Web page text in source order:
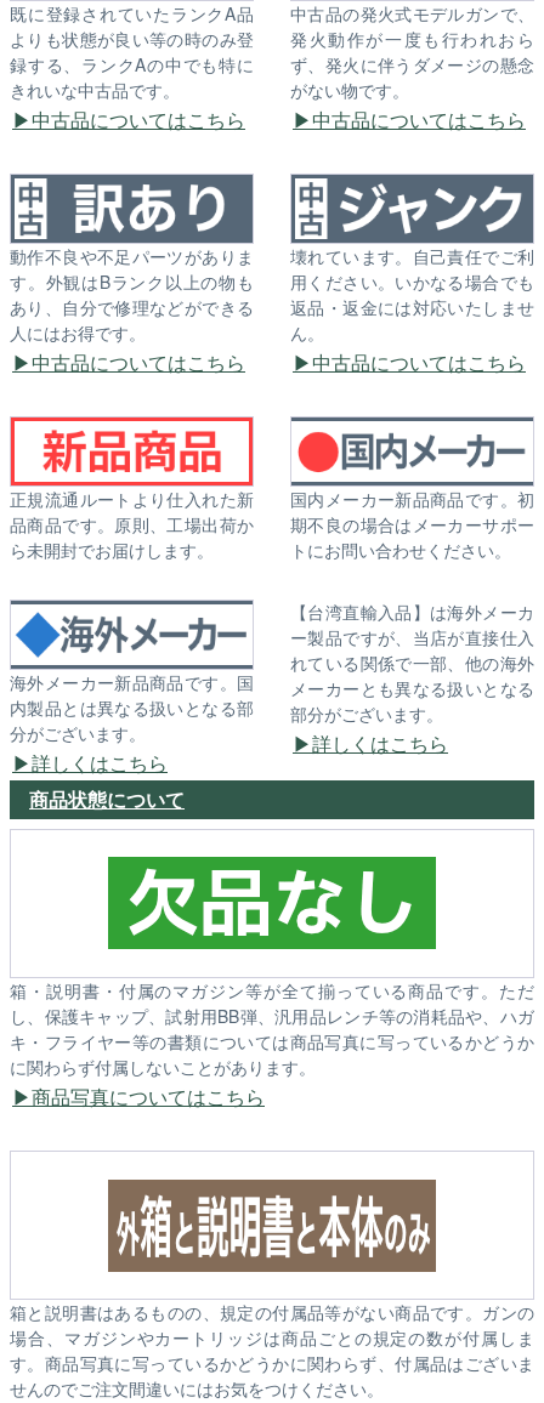
既に登録されていたランクA品
よりも状態が良い等の時のみ登
録する、ランクAの中でも特に
きれいな中古品です。
中古品についてはこちら
中古品の発火式モデルガンで、
発火動作が一度も行われおら
ず、発火に伴うダメージの懸念
がない物です。
中古品についてはこちら
動作不良や不足パーツがありま
す。外観はBランク以上の物も
あり、自分で修理などができる
人にはお得です。
中古品についてはこちら
壊れています。自己責任でご利
用ください。いかなる場合でも
返品・返金には対応いたしませ
ん。
中古品についてはこちら
正規流通ルートより仕入れた新
品商品です。原則、工場出荷か
ら未開封でお届けします。
国内メーカー新品商品です。初
期不良の場合はメーカーサポー
トにお問い合わせください。
海外メーカー新品商品です。国
内製品とは異なる扱いとなる部
分がございます。
詳しくはこちら
【台湾直輸入品】は海外メーカ
ー製品ですが、当店が直接仕入
れている関係で一部、他の海外
メーカーとも異なる扱いとなる
部分がございます。
詳しくはこちら
商品状態について
箱・説明書・付属のマガジン等が全て揃っている商品です。ただ
し、保護キャップ、試射用BB弾、汎用品レンチ等の消耗品や、ハガ
キ・フライヤー等の書類については商品写真に写っているかどうか
に関わらず付属しないことがあります。
商品写真についてはこちら
箱と説明書はあるものの、規定の付属品等がない商品です。ガンの
場合、マガジンやカートリッジは商品ごとの規定の数が付属しま
す。商品写真に写っているかどうかに関わらず、付属品はございま
せんのでご注文間違いにはお気をつけください。